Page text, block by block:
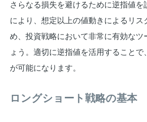
さらなる損失を避けるために逆指値を
により、想定以上の値動きによるリス
め、投資戦略において非常に有効なツ
ょう。適切に逆指値を活用することで
が可能になります。
ロングショート戦略の基本